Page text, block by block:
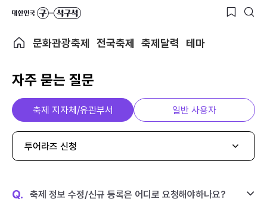
문화관광축제 전국축제 축제달력 테마
자주 묻는 질문
축제 지자체/유관부서 일반 사용자
투어라즈 신청
Q. 축제 정보 수정/신규 등록은 어디로 요청해야하나요?